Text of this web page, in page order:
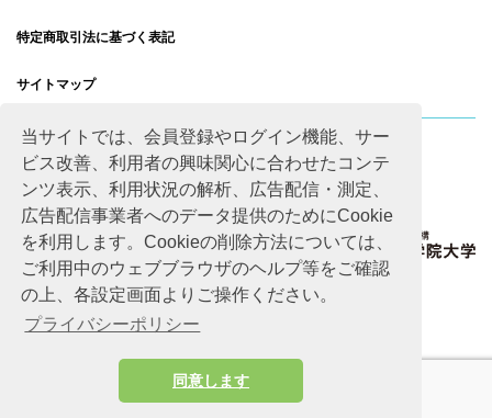
当サイトでは、会員登録やログイン機能、サー
ビス改善、利用者の興味関心に合わせたコンテ
ンツ表示、利用状況の解析、広告配信・測定、
広告配信事業者へのデータ提供のためにCookie
を利用します。Cookieの削除方法については、
ご利用中のウェブブラウザのヘルプ等をご確認
の上、各設定画面よりご操作ください。
プライバシーポリシー
同意します
特定商取引法に基づく表記
サイトマップ